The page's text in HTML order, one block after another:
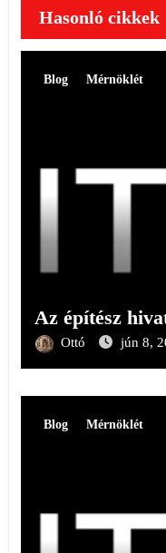
Hasonló cikkek
Blog Mérnöklét
Az építész
Ottó jún 8,
Blog Mérnöklét